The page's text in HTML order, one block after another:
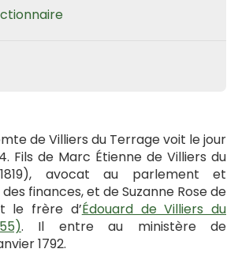
de Villiers du Terrage voit le jour
Fils de Marc Étienne de Villiers du
1819), avocat au parlement et
finances, et de Suzanne Rose de
le frère d’Édouard de Villiers du
. Il entre au ministère de
1792.